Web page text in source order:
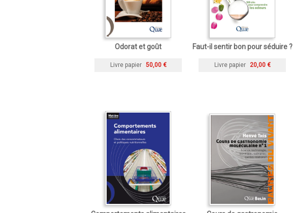
Odorat et goût
Livre papier 50,00 €
Faut-il sentir bon pour séduire ?
Livre papier 20,00 €